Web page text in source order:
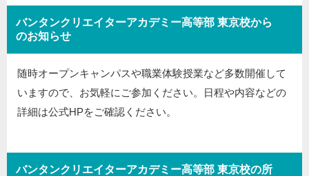
バンタンクリエイターアカデミー高等部 東京校から
のお知らせ
随時オープンキャンパスや職業体験授業など多数開催して
いますので、お気軽にご参加ください。日程や内容などの
詳細は公式HPをご確認ください。
バンタンクリエイターアカデミー高等部 東京校の所